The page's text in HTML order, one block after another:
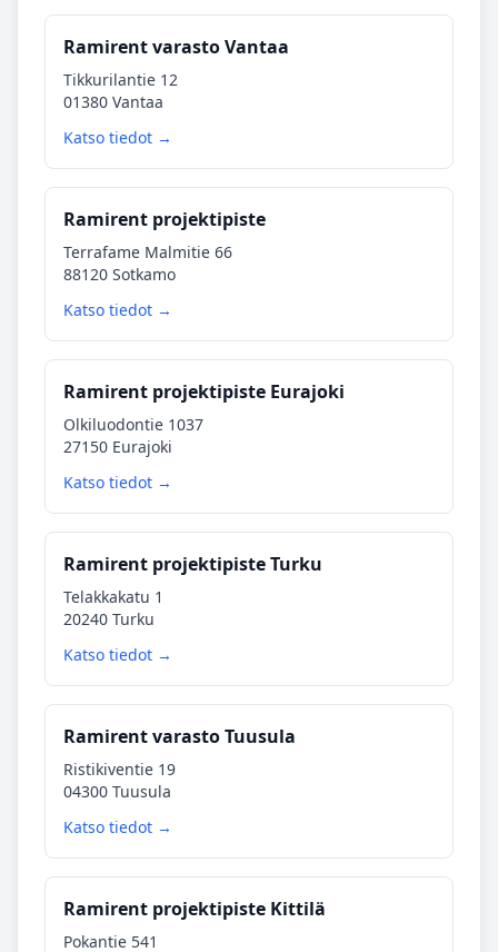
Ramirent varasto Vantaa
Tikkurilantie 12
01380 Vantaa
Katso tiedot →
Ramirent projektipiste
Terrafame Malmitie 66
88120 Sotkamo
Katso tiedot →
Ramirent projektipiste Eurajoki
Olkiluodontie 1037
27150 Eurajoki
Katso tiedot →
Ramirent projektipiste Turku
Telakkakatu 1
20240 Turku
Katso tiedot →
Ramirent varasto Tuusula
Ristikiventie 19
04300 Tuusula
Katso tiedot →
Ramirent projektipiste Kittilä
Pokantie 541